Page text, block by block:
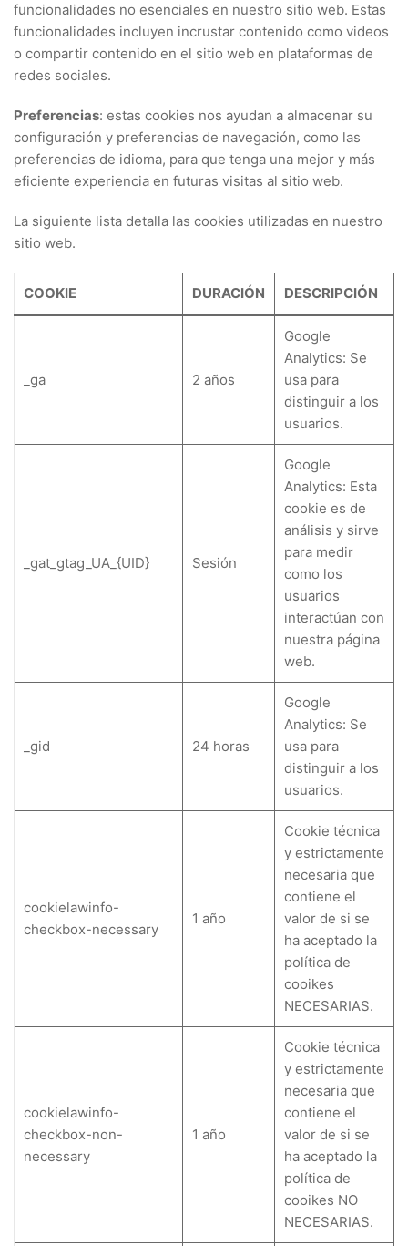
funcionalidades no esenciales en nuestro sitio web. Estas
funcionalidades incluyen incrustar contenido como videos
o compartir contenido en el sitio web en plataformas de
redes sociales.
Preferencias: estas cookies nos ayudan a almacenar su
configuración y preferencias de navegación, como las
preferencias de idioma, para que tenga una mejor y más
eficiente experiencia en futuras visitas al sitio web.
La siguiente lista detalla las cookies utilizadas en nuestro
sitio web.
COOKIE DURACIÓN DESCRIPCIÓN
_ga 2 años
Google
Analytics: Se
usa para
distinguir a los
usuarios.
_gat_gtag_UA_{UID} Sesión
Google
Analytics: Esta
cookie es de
análisis y sirve
para medir
como los
usuarios
interactúan con
nuestra página
web.
_gid 24 horas
Google
Analytics: Se
usa para
distinguir a los
usuarios.
cookielawinfo-
checkbox-necessary
1 año
Cookie técnica
y estrictamente
necesaria que
contiene el
valor de si se
ha aceptado la
política de
cooikes
NECESARIAS.
cookielawinfo-
checkbox-non-
necessary
1 año
Cookie técnica
y estrictamente
necesaria que
contiene el
valor de si se
ha aceptado la
política de
cooikes NO
NECESARIAS.